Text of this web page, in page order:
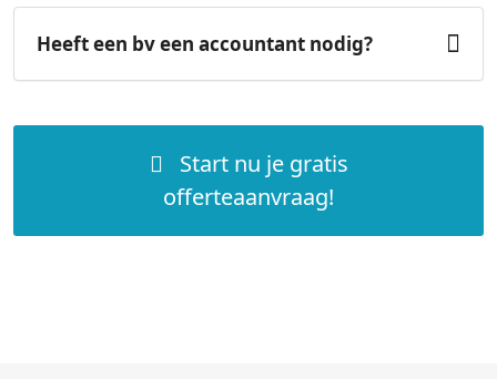
Heeft een bv een accountant nodig?
Start nu je gratis
offerteaanvraag!